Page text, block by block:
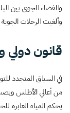
والفضاء الجوي بين
وألغيت الرحلات الجوية
قانون دولي
في السياق المتجدد
من أعالي الأطلس
يحكم المياه العابرة